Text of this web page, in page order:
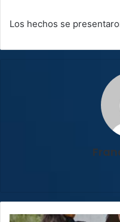
Los hechos se
(FOTOS)